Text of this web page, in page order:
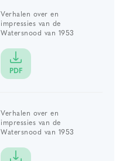
Verhalen over en
impressies van de
Watersnood van 1953
PDF
Verhalen over en
impressies van de
Watersnood van 1953